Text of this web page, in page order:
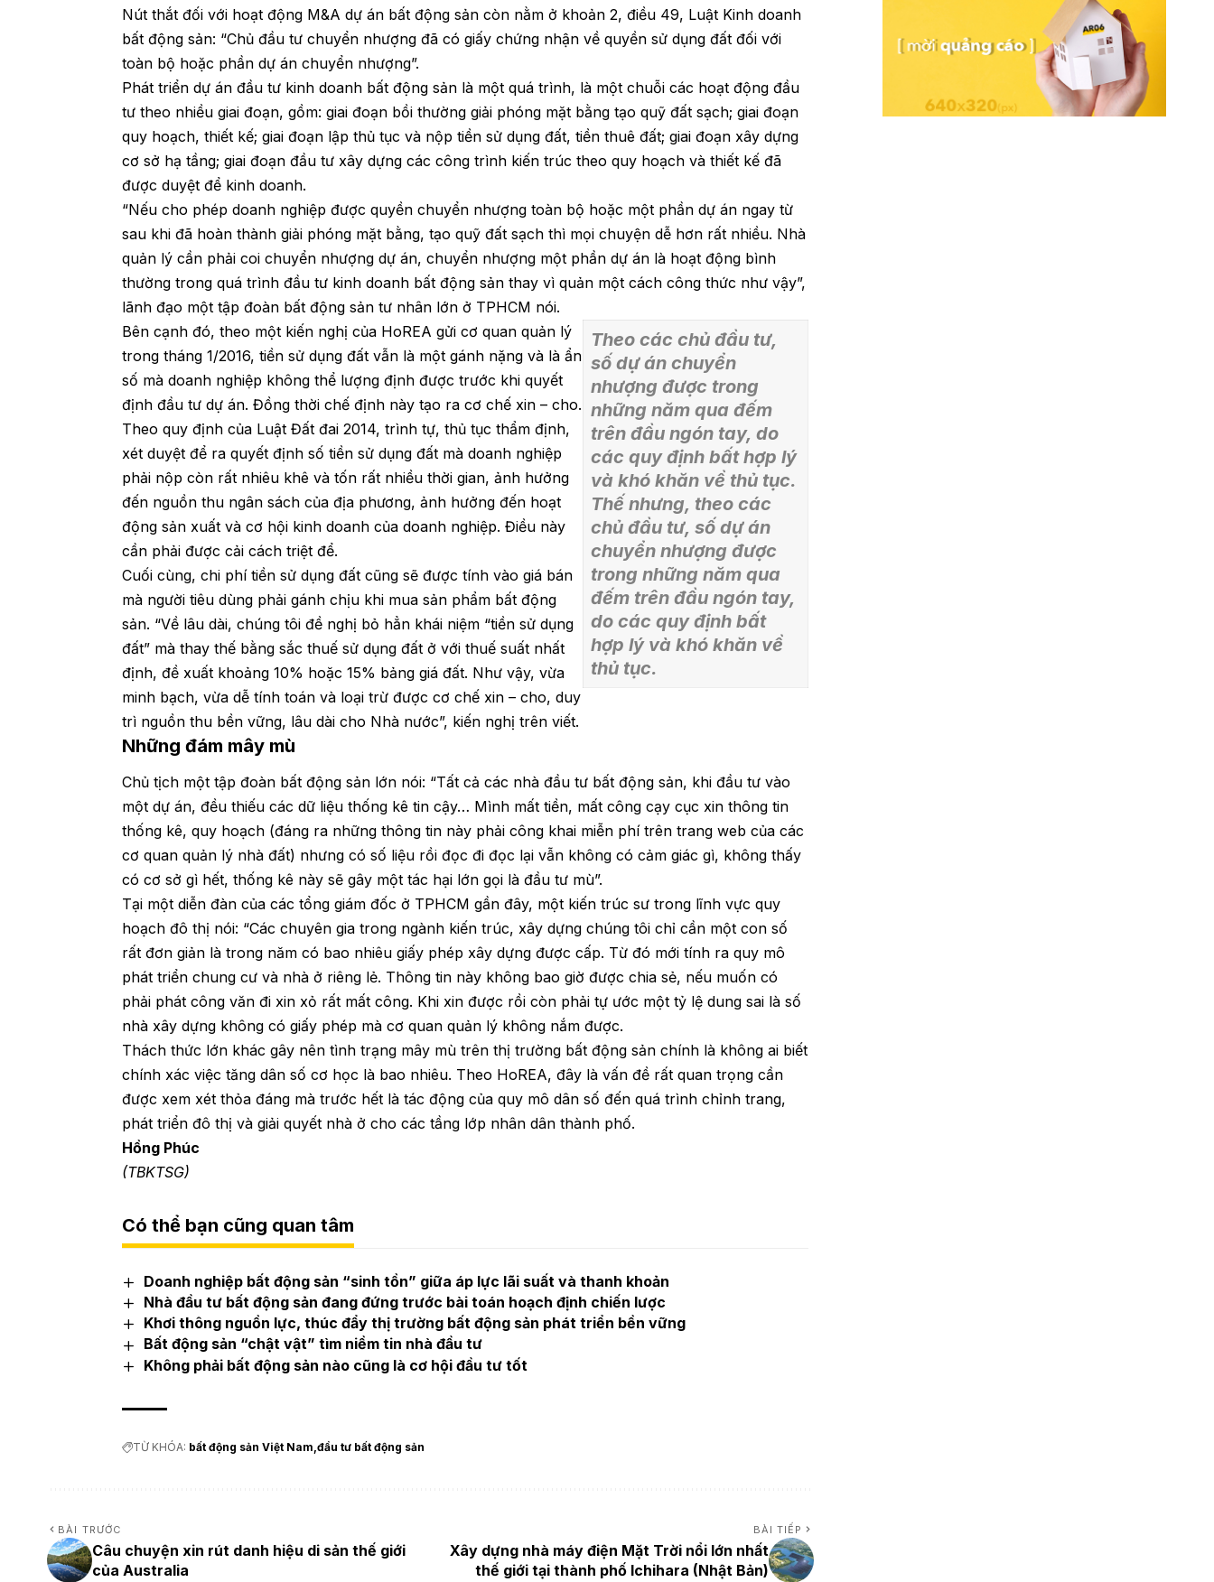
Nút thắt đối với hoạt động M&A dự án bất động sản còn nằm ở khoản 2, điều 49, Luật Kinh doanh
bất động sản: “Chủ đầu tư chuyển nhượng đã có giấy chứng nhận về quyền sử dụng đất đối với
toàn bộ hoặc phần dự án chuyển nhượng”.
Phát triển dự án đầu tư kinh doanh bất động sản là một quá trình, là một chuỗi các hoạt động đầu
tư theo nhiều giai đoạn, gồm: giai đoạn bồi thường giải phóng mặt bằng tạo quỹ đất sạch; giai đoạn
quy hoạch, thiết kế; giai đoạn lập thủ tục và nộp tiền sử dụng đất, tiền thuê đất; giai đoạn xây dựng
cơ sở hạ tầng; giai đoạn đầu tư xây dựng các công trình kiến trúc theo quy hoạch và thiết kế đã
được duyệt để kinh doanh.
“Nếu cho phép doanh nghiệp được quyền chuyển nhượng toàn bộ hoặc một phần dự án ngay từ
sau khi đã hoàn thành giải phóng mặt bằng, tạo quỹ đất sạch thì mọi chuyện dễ hơn rất nhiều. Nhà
quản lý cần phải coi chuyển nhượng dự án, chuyển nhượng một phần dự án là hoạt động bình
thường trong quá trình đầu tư kinh doanh bất động sản thay vì quản một cách công thức như vậy”,
lãnh đạo một tập đoàn bất động sản tư nhân lớn ở TPHCM nói.
Theo các chủ đầu tư,
số dự án chuyển
nhượng được trong
những năm qua đếm
trên đầu ngón tay, do
các quy định bất hợp lý
và khó khăn về thủ tục.
Thế nhưng, theo các
chủ đầu tư, số dự án
chuyển nhượng được
trong những năm qua
đếm trên đầu ngón tay,
do các quy định bất
hợp lý và khó khăn về
thủ tục.
Bên cạnh đó, theo một kiến nghị của HoREA gửi cơ quan quản lý
trong tháng 1/2016, tiền sử dụng đất vẫn là một gánh nặng và là ẩn
số mà doanh nghiệp không thể lượng định được trước khi quyết
định đầu tư dự án. Đồng thời chế định này tạo ra cơ chế xin – cho.
Theo quy định của Luật Đất đai 2014, trình tự, thủ tục thẩm định,
xét duyệt để ra quyết định số tiền sử dụng đất mà doanh nghiệp
phải nộp còn rất nhiêu khê và tốn rất nhiều thời gian, ảnh hưởng
đến nguồn thu ngân sách của địa phương, ảnh hưởng đến hoạt
động sản xuất và cơ hội kinh doanh của doanh nghiệp. Điều này
cần phải được cải cách triệt để.
Cuối cùng, chi phí tiền sử dụng đất cũng sẽ được tính vào giá bán
mà người tiêu dùng phải gánh chịu khi mua sản phẩm bất động
sản. “Về lâu dài, chúng tôi đề nghị bỏ hẳn khái niệm “tiền sử dụng
đất” mà thay thế bằng sắc thuế sử dụng đất ở với thuế suất nhất
định, đề xuất khoảng 10% hoặc 15% bảng giá đất. Như vậy, vừa
minh bạch, vừa dễ tính toán và loại trừ được cơ chế xin – cho, duy
trì nguồn thu bền vững, lâu dài cho Nhà nước”, kiến nghị trên viết.
Những đám mây mù
Chủ tịch một tập đoàn bất động sản lớn nói: “Tất cả các nhà đầu tư bất động sản, khi đầu tư vào
một dự án, đều thiếu các dữ liệu thống kê tin cậy… Mình mất tiền, mất công cạy cục xin thông tin
thống kê, quy hoạch (đáng ra những thông tin này phải công khai miễn phí trên trang web của các
cơ quan quản lý nhà đất) nhưng có số liệu rồi đọc đi đọc lại vẫn không có cảm giác gì, không thấy
có cơ sở gì hết, thống kê này sẽ gây một tác hại lớn gọi là đầu tư mù”.
Tại một diễn đàn của các tổng giám đốc ở TPHCM gần đây, một kiến trúc sư trong lĩnh vực quy
hoạch đô thị nói: “Các chuyên gia trong ngành kiến trúc, xây dựng chúng tôi chỉ cần một con số
rất đơn giản là trong năm có bao nhiêu giấy phép xây dựng được cấp. Từ đó mới tính ra quy mô
phát triển chung cư và nhà ở riêng lẻ. Thông tin này không bao giờ được chia sẻ, nếu muốn có
phải phát công văn đi xin xỏ rất mất công. Khi xin được rồi còn phải tự ước một tỷ lệ dung sai là số
nhà xây dựng không có giấy phép mà cơ quan quản lý không nắm được.
Thách thức lớn khác gây nên tình trạng mây mù trên thị trường bất động sản chính là không ai biết
chính xác việc tăng dân số cơ học là bao nhiêu. Theo HoREA, đây là vấn đề rất quan trọng cần
được xem xét thỏa đáng mà trước hết là tác động của quy mô dân số đến quá trình chỉnh trang,
phát triển đô thị và giải quyết nhà ở cho các tầng lớp nhân dân thành phố.
Hồng Phúc
(TBKTSG)
Có thể bạn cũng quan tâm
Doanh nghiệp bất động sản “sinh tồn” giữa áp lực lãi suất và thanh khoản
Nhà đầu tư bất động sản đang đứng trước bài toán hoạch định chiến lược
Khơi thông nguồn lực, thúc đẩy thị trường bất động sản phát triển bền vững
Bất động sản “chật vật” tìm niềm tin nhà đầu tư
Không phải bất động sản nào cũng là cơ hội đầu tư tốt
TỪ KHÓA: bất động sản Việt Nam đầu tư bất động sản
BÀI TRƯỚC
Câu chuyện xin rút danh hiệu di sản thế giới
của Australia
BÀI TIẾP
Xây dựng nhà máy điện Mặt Trời nổi lớn nhất
thế giới tại thành phố Ichihara (Nhật Bản)